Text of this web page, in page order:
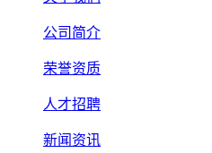
公司简介
荣誉资质
人才招聘
新闻资讯